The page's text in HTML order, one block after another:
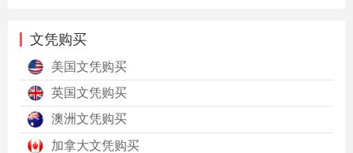
文凭购买
美国文凭购买
英国文凭购买
澳洲文凭购买
加拿大文凭购买